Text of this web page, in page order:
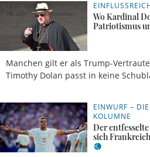
Wo Kardinal
Patriotismus
Manchen gilt er als Trump-
Timothy Dolan passt in keine
16.07.2026,
16 Uhr
Maximilian
Lutz
EINWURF –
KOLUMNE
Der
sich
10.07.2026,
16 Uhr
Maximilian
Lutz